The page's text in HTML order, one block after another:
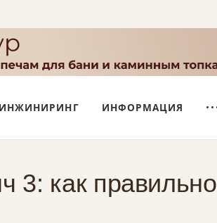
ИНЖИНИРИНГ ИНФОРМАЦИЯ
как правильно